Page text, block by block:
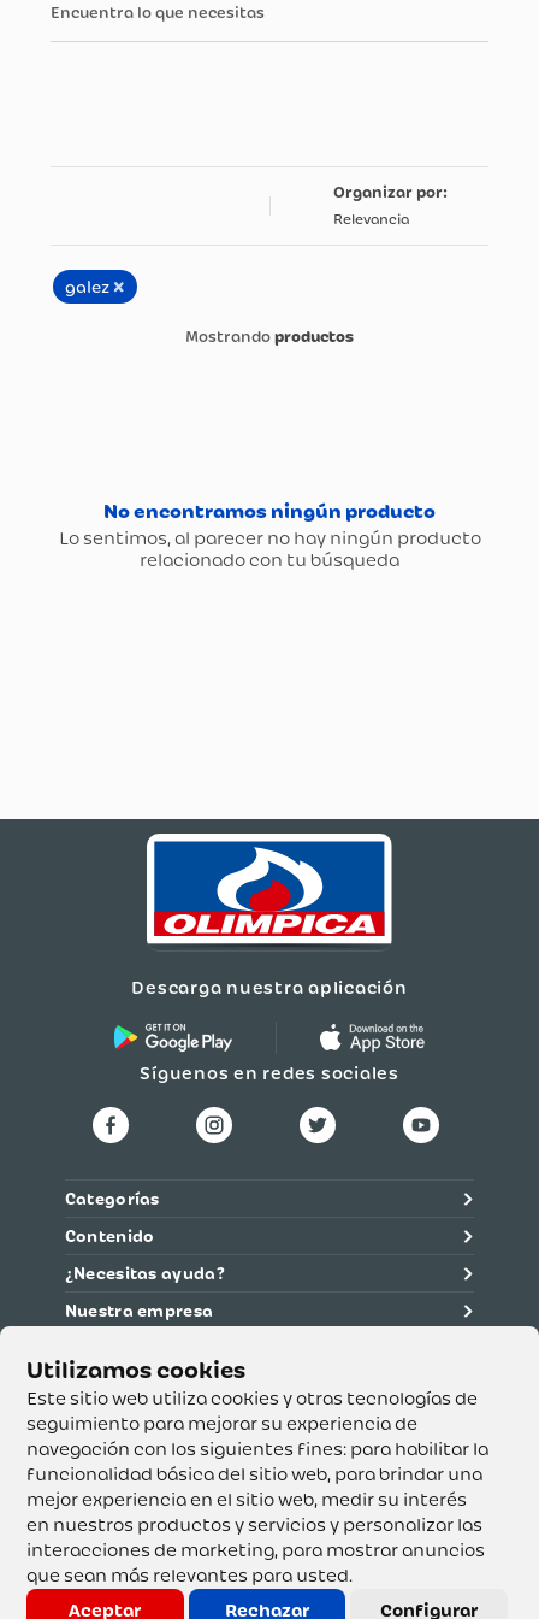
Este sitio web utiliza cookies y otras tecnologías de
seguimiento para mejorar su experiencia de
navegación con los siguientes fines: para habilitar la
funcionalidad básica del sitio web, para brindar una
mejor experiencia en el sitio web, medir su interés
en nuestros productos y servicios y personalizar las
interacciones de marketing, para mostrar anuncios
que sean más relevantes para usted.
Aceptar
Rechazar Configurar
Encuentra lo que necesitas
Relevancia
galez ×
productos
Descarga nuestra aplicación
Síguenos en redes sociales
Categorías
Contenido
¿Necesitas ayuda?
Nuestra empresa
Supertiendas y Drogería Olímpica S.A. - Nit 890.107.487 -
Dirección de notificación: Calle 53 No. 46-192 local 3-01
Teléfono: 3232540999 - Correo:
servicioalcliente@olimpica.com.co
Copyright o Actualización 2023 OLÍMPICA S.A. Derechos
Reservados.